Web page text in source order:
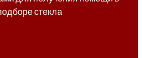
стекла